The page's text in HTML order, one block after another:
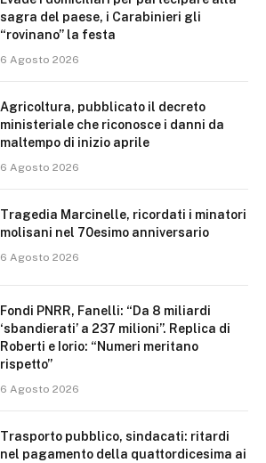
sagra del paese, i Carabinieri gli
“rovinano” la festa
6 Agosto 2026
Agricoltura, pubblicato il decreto
ministeriale che riconosce i danni da
maltempo di inizio aprile
6 Agosto 2026
Tragedia Marcinelle, ricordati i minatori
molisani nel 70esimo anniversario
6 Agosto 2026
Fondi PNRR, Fanelli: “Da 8 miliardi
‘sbandierati’ a 237 milioni”. Replica di
Roberti e Iorio: “Numeri meritano
rispetto”
6 Agosto 2026
Trasporto pubblico, sindacati: ritardi
nel pagamento della quattordicesima ai